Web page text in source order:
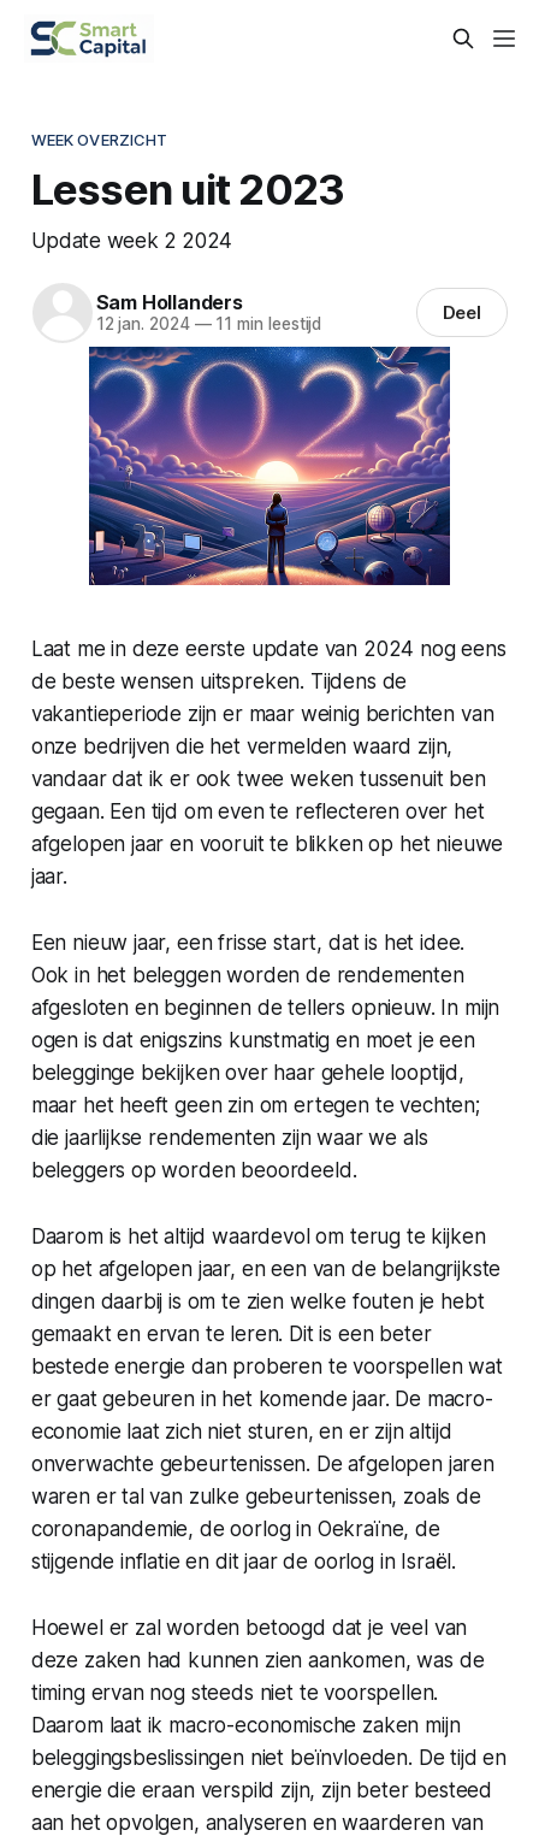
WEEK OVERZICHT
Lessen uit 2023
Update week 2 2024
Sam Hollanders
12 jan. 2024 —11 min leestijd Deel
Laat me in deze eerste update van 2024 nog eens
de beste wensen uitspreken. Tijdens de
vakantieperiode zijn er maar weinig berichten van
onze bedrijven die het vermelden waard zijn,
vandaar dat ik er ook twee weken tussenuit ben
gegaan. Een tijd om even te reflecteren over het
afgelopen jaar en vooruit te blikken op het nieuwe
jaar.
Een nieuw jaar, een frisse start, dat is het idee.
Ook in het beleggen worden de rendementen
afgesloten en beginnen de tellers opnieuw. In mijn
ogen is dat enigszins kunstmatig en moet je een
belegginge bekijken over haar gehele looptijd,
maar het heeft geen zin om ertegen te vechten;
die jaarlijkse rendementen zijn waar we als
beleggers op worden beoordeeld.
Daarom is het altijd waardevol om terug te kijken
op het afgelopen jaar, en een van de belangrijkste
dingen daarbij is om te zien welke fouten je hebt
gemaakt en ervan te leren. Dit is een beter
bestede energie dan proberen te voorspellen wat
er gaat gebeuren in het komende jaar. De macro-
economie laat zich niet sturen, en er zijn altijd
onverwachte gebeurtenissen. De afgelopen jaren
waren er tal van zulke gebeurtenissen, zoals de
coronapandemie, de oorlog in Oekraïne, de
stijgende inflatie en dit jaar de oorlog in Israël.
Hoewel er zal worden betoogd dat je veel van
deze zaken had kunnen zien aankomen, was de
timing ervan nog steeds niet te voorspellen.
Daarom laat ik macro-economische zaken mijn
beleggingsbeslissingen niet beïnvloeden. De tijd en
energie die eraan verspild zijn, zijn beter besteed
aan het opvolgen, analyseren en waarderen van